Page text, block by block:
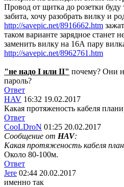
Провод от щитка до розетки
забита, хочу разобрать вилку и
http://savepic.net/8916662.htm
таком варианте зарядное станет
заменить вилку на 16А пару
http://savepic.net/8962761.htm
"не надо I или II" почему? Они
пароль?
Ответ
HAV 16:32 19.02.2017
Какая протяженость кабеля
Ответ
CooLDroN 01:25 20.02.2017
Сообщение от HAV:
Какая протяженость кабеля
Около 80-100м.
Ответ
Jere 02:44 20.02.2017
именно так